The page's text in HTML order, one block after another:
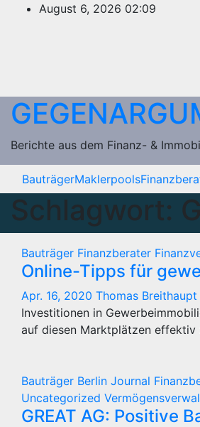
August 6, 2026 02:09
Berichte aus dem Finanz- &
BauträgerMaklerpools
Schlagwort:
Bauträger Finanzberater
Online-Tipps für
Apr. 16, 2020 Thomas Breithaupt
Investitionen in
auf diesen Marktplätzen
Bauträger Berlin Journal
Uncategorized
GREAT AG: Positive